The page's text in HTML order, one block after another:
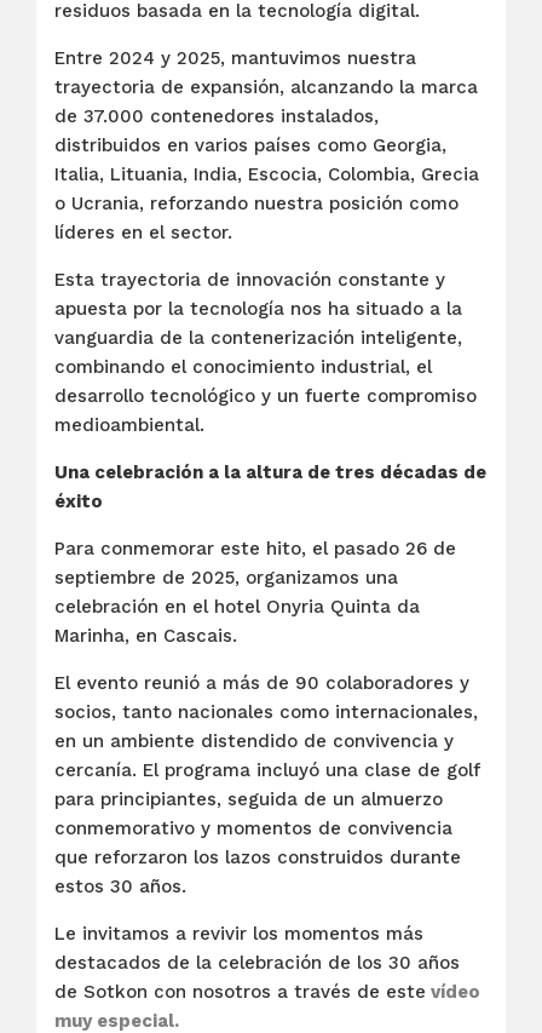
residuos basada en la tecnología digital.
Entre 2024 y 2025, mantuvimos nuestra
trayectoria de expansión, alcanzando la marca
de 37.000 contenedores instalados,
distribuidos en varios países como Georgia,
Italia, Lituania, India, Escocia, Colombia, Grecia
o Ucrania, reforzando nuestra posición como
líderes en el sector.
Esta trayectoria de innovación constante y
apuesta por la tecnología nos ha situado a la
vanguardia de la contenerización inteligente,
combinando el conocimiento industrial, el
desarrollo tecnológico y un fuerte compromiso
medioambiental.
Una celebración a la altura de tres décadas de
éxito
Para conmemorar este hito, el pasado 26 de
septiembre de 2025, organizamos una
celebración en el hotel Onyria Quinta da
Marinha, en Cascais.
El evento reunió a más de 90 colaboradores y
socios, tanto nacionales como internacionales,
en un ambiente distendido de convivencia y
cercanía. El programa incluyó una clase de golf
para principiantes, seguida de un almuerzo
conmemorativo y momentos de convivencia
que reforzaron los lazos construidos durante
estos 30 años.
Le invitamos a revivir los momentos más
destacados de la celebración de los 30 años
de Sotkon con nosotros a través de este vídeo
muy especial.